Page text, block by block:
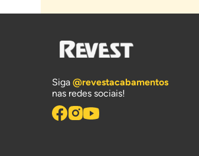
Siga @revestacabamentos
nas redes sociais!